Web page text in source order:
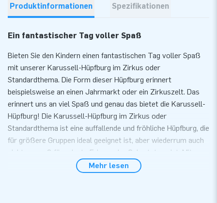
Produktinformationen Spezifikationen
Ein fantastischer Tag voller Spaß
Bieten Sie den Kindern einen fantastischen Tag voller Spaß
mit unserer Karussell-Hüpfburg im Zirkus oder
Standardthema. Die Form dieser Hüpfburg erinnert
beispielsweise an einen Jahrmarkt oder ein Zirkuszelt. Das
erinnert uns an viel Spaß und genau das bietet die Karussell-
Hüpfburg! Die Karussell-Hüpfburg im Zirkus oder
Standardthema ist eine auffallende und fröhliche Hüpfburg, die
für größere Gruppen ideal geeignet ist, aber wiederrum auch
nicht zu groß für private Feiern oder Geburtstage ist. Mit
dieser Karussell-Hüpfburg können Sie sicher sein, dass die
Mehr lesen